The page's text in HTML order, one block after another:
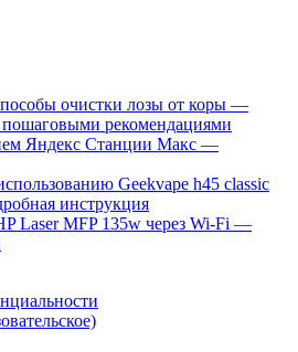
очистки лозы от коры —
пошаговыми рекомендациями
Яндекс Станции Макс —
Geekvape h45 classic
инструкция
Laser MFP 135w через Wi-Fi —